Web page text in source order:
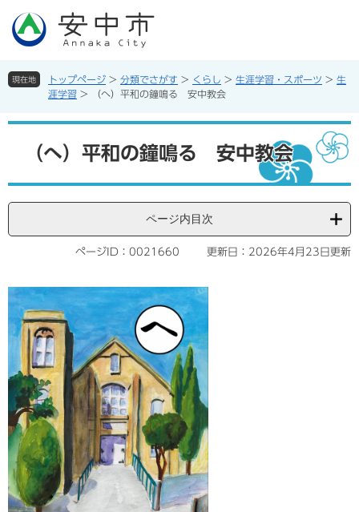
先
す。
を
し
現在地 トップページ > 分類でさがす > くらし > 生涯学習・スポーツ > 生
涯学習 > （へ）平和の鐘鳴る 安中教会
（へ）平和の鐘鳴る 安中教会
ページ内目次
ページID：0021660 更新日：2026年4月23日更新